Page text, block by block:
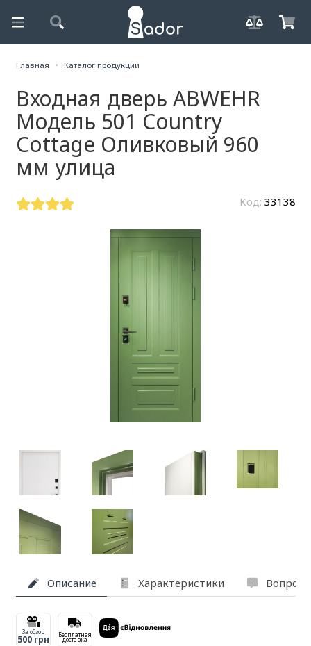
Главная Каталог продукции
Входная дверь ABWEHR
Модель 501 Country
Cottage Оливковый 960
мм улица
Код: 33138
Описание Характеристики
За обзор
500 грн Бесплатная
доставка